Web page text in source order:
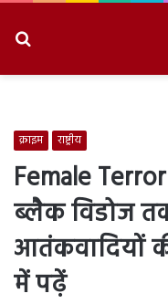
क्राइम राष्ट्रीय
Female
ब्लैक विडोज
आतंकवादियों
में पढ़ें